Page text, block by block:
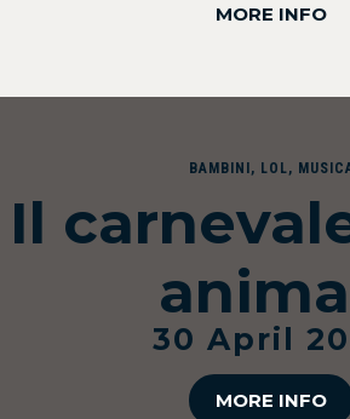
MORE INFO
BAMBINI , LOL,
Il
30 April
MORE INFO